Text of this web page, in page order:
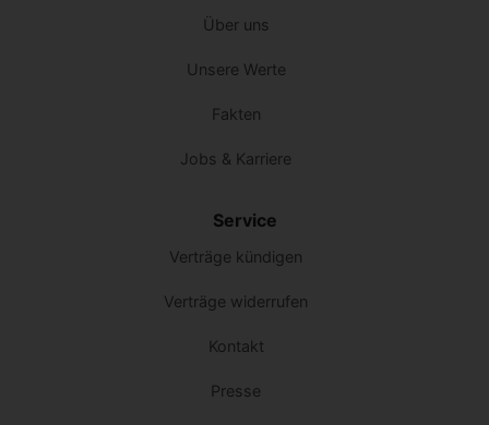
Über uns
Unsere Werte
Fakten
Jobs & Karriere
Service
Verträge kündigen
Verträge widerrufen
Kontakt
Presse